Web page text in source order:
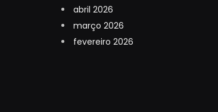
abril 2026
março 2026
fevereiro 2026